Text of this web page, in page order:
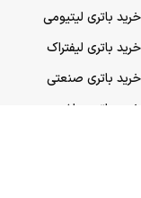
خرید باتری لیتیومی
خرید باتری لیفتراک
خرید باتری صنعتی
خرید باتری ماشین